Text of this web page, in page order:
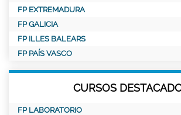
FP EXTREMADURA
FP GALICIA
FP ILLES BALEARS
FP PAÍS VASCO
CURSOS
FP LABORATORIO